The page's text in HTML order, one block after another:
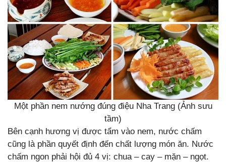
Một phần nem nướng đúng điệu Nha Trang (Ảnh sưu
tầm)
Bên cạnh hương vị được tẩm vào nem, nước chấm
cũng là phần quyết định đến chất lượng món ăn. Nước
chấm ngon phải hội đủ 4 vị: chua – cay – mặn – ngọt.